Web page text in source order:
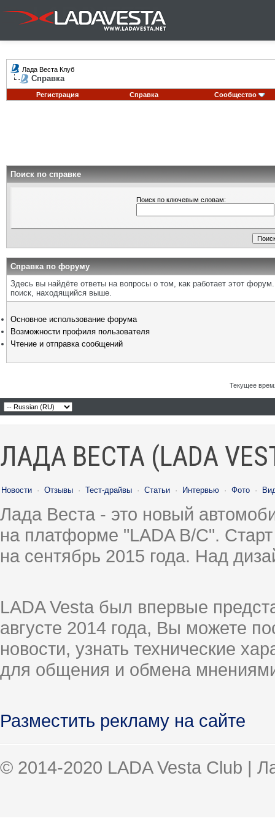
Лада Веста Клуб
Справка
Регистрация Справка Сообщество
Поиск по справке
Поиск по ключевым словам:
Справка по форуму
Здесь вы найдёте ответы на вопросы о том, как работает этот
поиск, находящийся выше.
Основное использование форума
Возможности профиля пользователя
Чтение и отправка сообщений
Текущее
ЛАДА ВЕСТА (LADA
Новости · Отзывы · Тест-драйвы · Статьи · Интервью · Фото ·
Лада Веста - это новый
на платформе "LADA B/C".
на сентябрь 2015 года. Над
LADA Vesta был впервые
августе 2014 года, Вы можете
новости, узнать технические
для общения и обмена
Разместить рекламу на сайте
© 2014-2020 LADA Vesta Club |